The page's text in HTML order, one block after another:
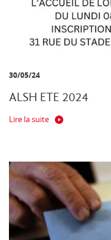
30/05/24
ALSH ETE 2024
Lire la suite